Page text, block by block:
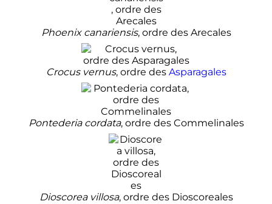
Phoenix canariensis, ordre des Arecales
Crocus vernus, ordre des Asparagales
Pontederia cordata, ordre des Commelinales
Dioscorea villosa, ordre des Dioscoreales